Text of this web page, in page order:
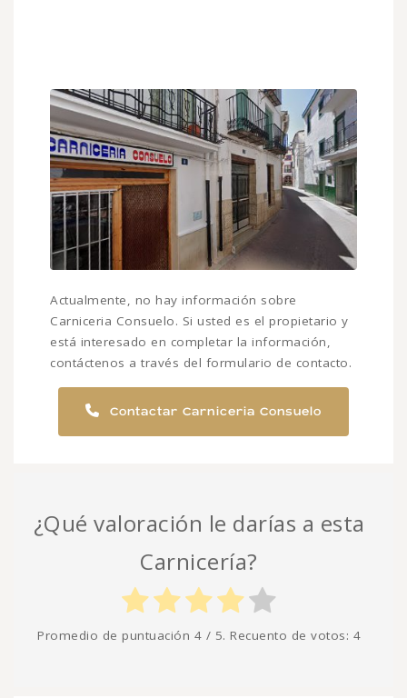
Actualmente, no hay información sobre
Carniceria Consuelo. Si usted es el propietario y
está interesado en completar la información,
contáctenos a través del formulario de contacto.
Contactar Carniceria Consuelo
¿Qué valoración le darías a esta
Carnicería?
Promedio de puntuación 4 / 5. Recuento de votos: 4